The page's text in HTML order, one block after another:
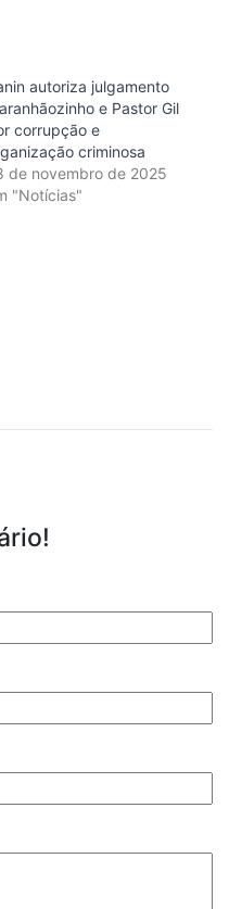
autoriza julgamento
e Pastor Gil
corrupção e
criminosa
de novembro de 2025
"Notícias"